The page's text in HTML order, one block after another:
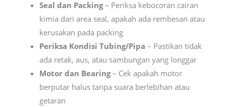
Seal dan Packing– Periksa kebocoran cairan
kimia dari area seal, apakah ada rembesan atau
kerusakan pada packing
Periksa Kondisi Tubing/Pipa – Pastikan tidak
ada retak, aus, atau sambungan yang longgar
Motor dan Bearing– Cek apakah motor
berputar halus tanpa suara berlebihan atau
getaran